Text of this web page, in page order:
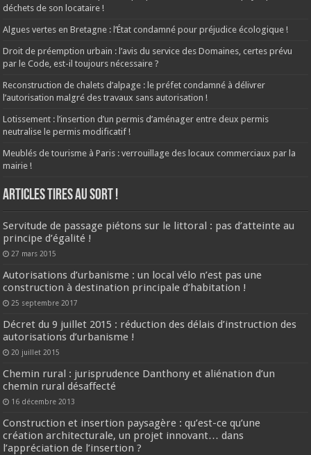
déchets de son locataire !
Algues vertes en Bretagne : l’État condamné pour préjudice écologique !
Droit de préemption urbain : l’avis du service des Domaines, certes prévu
par le Code, est-il toujours nécessaire ?
Reconstruction de chalets d’alpage : le préfet condamné à délivrer
l’autorisation malgré des travaux sans autorisation !
Lotissement : l’insertion d’un permis d’aménager entre deux permis
neutralise le permis modificatif !
Meublés de tourisme à Paris : verrouillage des locaux commerciaux par la
mairie !
ARTICLES TIRES AU SORT !
Servitude de passage piétons sur le littoral : pas d’atteinte au
principe d’égalité !
27 mars 2015
Autorisations d’urbanisme : un local vélo n’est pas une
construction à destination principale d’habitation !
25 septembre 2017
Décret du 9 juillet 2015 : réduction des délais d’instruction des
autorisations d’urbanisme !
20 juillet 2015
Chemin rural : jurisprudence Danthony et aliénation d’un
chemin rural désaffecté
16 décembre 2013
Construction et insertion paysagère : qu’est-ce qu’une
création architecturale, un projet innovant… dans
l’appréciation de l’insertion ?